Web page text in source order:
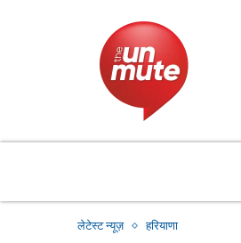
लेटेस्ट न्यूज़ हरियाणा